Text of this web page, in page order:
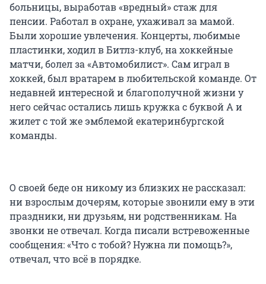
больницы, выработав «вредный» стаж для
пенсии. Работал в охране, ухаживал за мамой.
Были хорошие увлечения. Концерты, любимые
пластинки, ходил в Битлз-клуб, на хоккейные
матчи, болел за «Автомобилист». Сам играл в
хоккей, был вратарем в любительской команде. От
недавней интересной и благополучной жизни у
него сейчас остались лишь кружка с буквой А и
жилет с той же эмблемой екатеринбургской
команды.
О своей беде он никому из близких не рассказал:
ни взрослым дочерям, которые звонили ему в эти
праздники, ни друзьям, ни родственникам. На
звонки не отвечал. Когда писали встревоженные
сообщения: «Что с тобой? Нужна ли помощь?»,
отвечал, что всё в порядке.